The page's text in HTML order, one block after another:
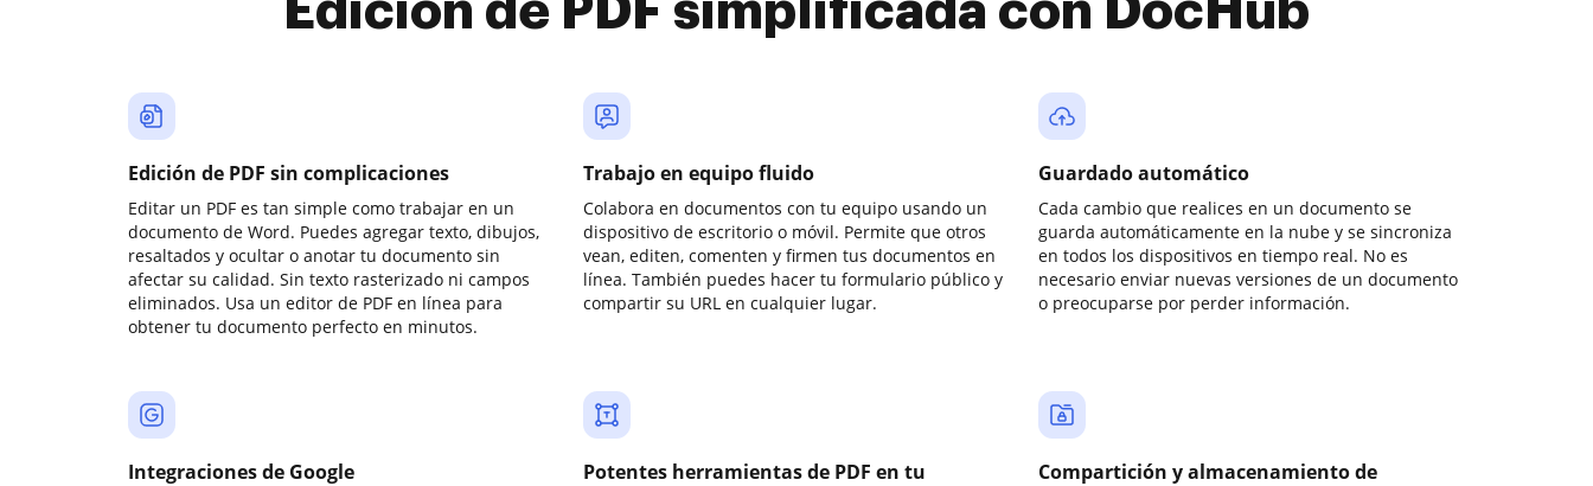
Edición de PDF simplificada con DocHub
Edición de PDF sin complicaciones
Editar un PDF es tan simple como trabajar en un
documento de Word. Puedes agregar texto, dibujos,
resaltados y ocultar o anotar tu documento sin
afectar su calidad. Sin texto rasterizado ni campos
eliminados. Usa un editor de PDF en línea para
obtener tu documento perfecto en minutos.
Trabajo en equipo fluido
Colabora en documentos con tu equipo usando un
dispositivo de escritorio o móvil. Permite que otros
vean, editen, comenten y firmen tus documentos en
línea. También puedes hacer tu formulario público y
compartir su URL en cualquier lugar.
Guardado automático
Cada cambio que realices en un documento se
guarda automáticamente en la nube y se sincroniza
en todos los dispositivos en tiempo real. No es
necesario enviar nuevas versiones de un documento
o preocuparse por perder información.
Integraciones de Google
Potentes herramientas de PDF en tu
Compartición y almacenamiento de